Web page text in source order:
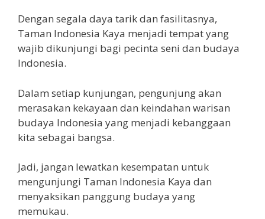
Dengan segala daya tarik dan fasilitasnya,
Taman Indonesia Kaya menjadi tempat yang
wajib dikunjungi bagi pecinta seni dan budaya
Indonesia.
Dalam setiap kunjungan, pengunjung akan
merasakan kekayaan dan keindahan warisan
budaya Indonesia yang menjadi kebanggaan
kita sebagai bangsa.
Jadi, jangan lewatkan kesempatan untuk
mengunjungi Taman Indonesia Kaya dan
menyaksikan panggung budaya yang
memukau.